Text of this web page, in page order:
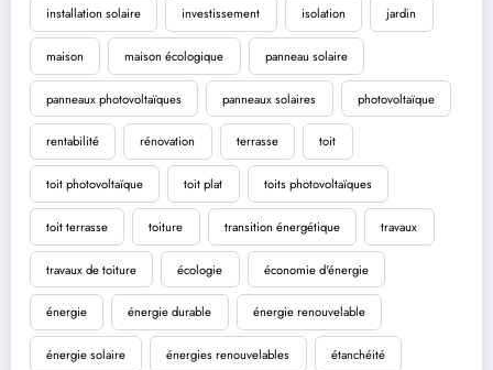
installation solaire investissement isolation jardin
maison maison écologique panneau solaire
panneaux photovoltaïques panneaux solaires photovoltaïque
rentabilité rénovation terrasse toit
toit photovoltaïque toit plat toits photovoltaïques
toit terrasse toiture transition énergétique travaux
travaux de toiture écologie économie d'énergie
énergie énergie durable énergie renouvelable
énergie solaire énergies renouvelables étanchéité